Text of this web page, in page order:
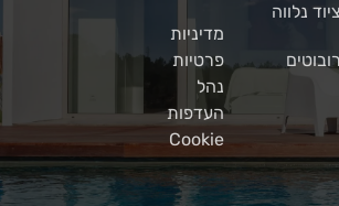
ציוד נלווה
מדיניות
פרטיות
נהל
העדפות
Cookie